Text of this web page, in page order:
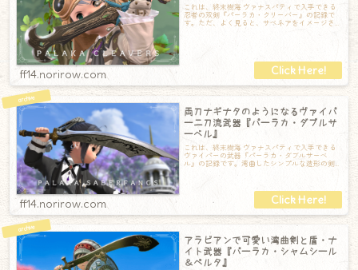
これは、終末樹海 ヴァナスパティで入手できる
忍者の双剣『パーラカ・クリーバー』の記録で
す。ただ、よく見ると、サベネアをイメージさ
せるオシャレな装飾が施されているのがわか
ff14.norirow.com
両刀ナギナタのようになるヴァイパ
ー二刀流武器『パーラカ・ダブルサ
ーベル』
これは、終末樹海 ヴァナスパティで入手できる
ヴァイパーの武器『パーラカ・ダブルサーベ
ル』の記録です。湾曲したシンプルな造形の剣
ff14.norirow.com
アラビアンで可愛い湾曲剣と盾・ナ
イト武器『パーラカ・シャムシール
＆ペルタ』